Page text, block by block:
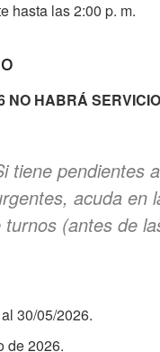
hasta las 2:00 p. m.
NO HABRÁ SERVICIO
tiene pendientes
acuda
(antes de
30/05/2026.
de 2026.